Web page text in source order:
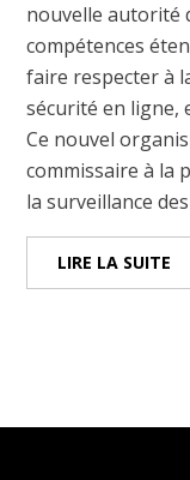
nouvelle autorité
compétences
faire respecter à
sécurité en ligne,
Ce nouvel
commissaire à la
la surveillance des
LIRE LA SUITE